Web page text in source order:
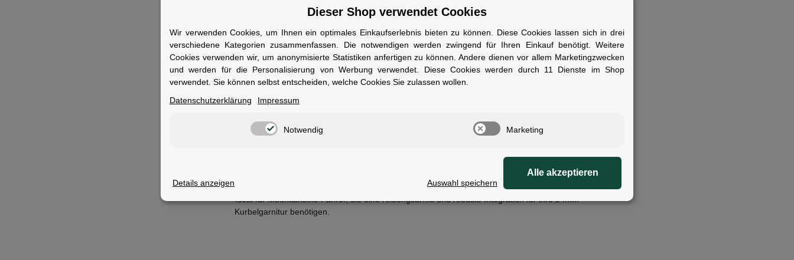
Das Lager reduziert durch optimierte Dichtungssysteme und verkleinerte Lagergrössen die interne
Reibung signifikant. Dies führt zu einer effizienten Kraftübertragung und einer hohen Lebensdauer
unter anspruchsvollen MTB-Bedingungen.
Specs auf einen Blick
Hersteller:Shimano
Typ:Press Fit
Gehäusebreite:
Standards:BB89 und BB92
Ideal für Mountainbike-Fahrer, die eine reibungsarme und robuste Integration für ihre 24mm
Kurbelgarnitur benötigen.
Dieser Shop verwendet Cookies
Wir verwenden Cookies, um Ihnen ein optimales Einkaufserlebnis bieten zu können. Diese Cookies lassen sich in drei
verschiedene Kategorien zusammenfassen. Die notwendigen werden zwingend für Ihren Einkauf benötigt. Weitere
Cookies verwenden wir, um anonymisierte Statistiken anfertigen zu können. Andere dienen vor allem Marketingzwecken
und werden für die Personalisierung von Werbung verwendet. Diese Cookies werden durch 11 Dienste im Shop
verwendet. Sie können selbst entscheiden, welche Cookies Sie zulassen wollen.
Datenschutzerklärung
Impressum
Notwendig Marketing
Details anzeigen Auswahl speichern
Alle akzeptieren